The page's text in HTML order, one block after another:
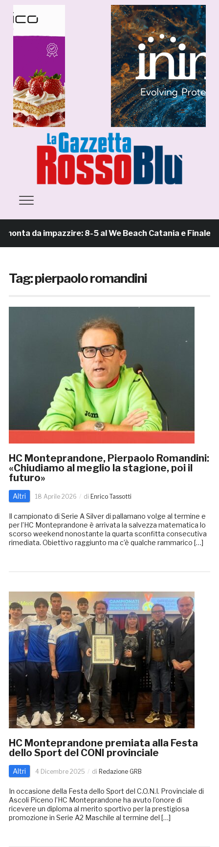
da impazzire: 8-5 al We Beach Catania e Finale
Tag:pierpaolo romandini
HC Monteprandone, Pierpaolo Romandini:
«Chiudiamo al meglio la stagione, poi il
futuro»
Altri 18 Aprile 2026 di Enrico Tassotti
Il campionato di Serie A Silver di pallamano volge al termine e
per l’HC Monteprandone è arrivata la salvezza matematica lo
scorso weekend nonostante la quarta sconfitta consecutiva
rimediata. Obiettivo raggiunto ma c’è qualche rammarico […]
HC Monteprandone premiata alla Festa
dello Sport del CONI provinciale
Altri 4 Dicembre 2025 di Redazione GRB
In occasione della Festa dello Sport del C.O.N.I. Provinciale di
Ascoli Piceno l’HC Monteprandone ha avuto l’onore di
ricevere un diploma al merito sportivo per la prestigiosa
promozione in Serie A2 Maschile al termine del […]